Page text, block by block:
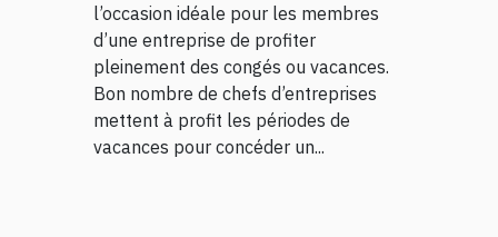
l’occasion idéale pour les membres
d’une entreprise de profiter
pleinement des congés ou vacances.
Bon nombre de chefs d’entreprises
mettent à profit les périodes de
vacances pour concéder un...